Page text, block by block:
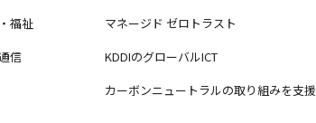
福祉
信
マネージド ゼロトラスト
KDDIのグローバルICT
カーボンニュートラルの取り組みを支援